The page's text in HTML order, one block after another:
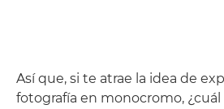
Así que, si te atrae la idea de
fotografía en monocromo,